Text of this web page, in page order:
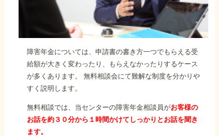
障害年金については、申請書の書き方一つでもらえる受
給額が大きく変わったり、もらえなかったりするケース
が多くあります。 無料相談会にて難解な制度を分かりや
すく説明します。
無料相談では、当センターの障害年金相談員がお客様の
お話を約３０分から１時間かけてしっかりとお話を聞き
ます。